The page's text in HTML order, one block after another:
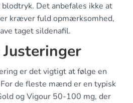
Det anbefales ikke at
kræver fuld opmærksomhed,
taget sildenafil.
er det vigtigt at følge en
de fleste mænd er en typisk
og Vigour 50-100 mg, der